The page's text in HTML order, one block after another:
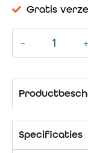
Gratis
Specificaties